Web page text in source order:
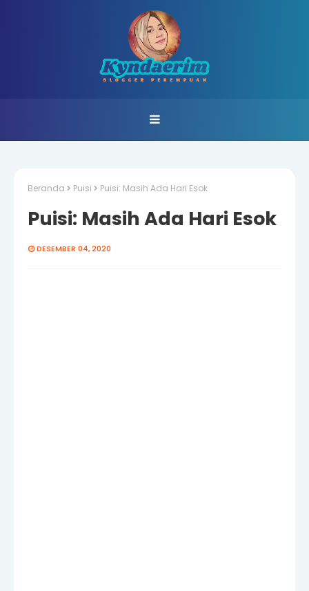
Beranda Puisi Puisi: Masih Ada Hari Esok
Puisi: Masih Ada Hari Esok
DESEMBER 04, 2020